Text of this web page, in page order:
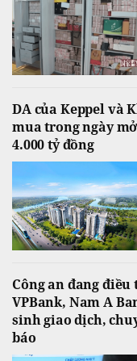
DA của Keppel và
mua trong ngày
4.000 tỷ đồng
Công an đang
VPBank, Nam A
sinh giao dịch,
báo